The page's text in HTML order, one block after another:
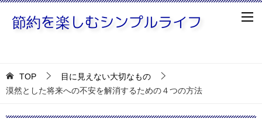
TOP
目に見えない大切なもの
漠然とした将来への不安を解消するための４つの方法